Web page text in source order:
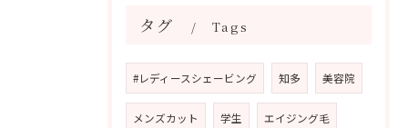
タグ Tags
#レディースシェービング 知多 美容院
メンズカット 学生 エイジング毛